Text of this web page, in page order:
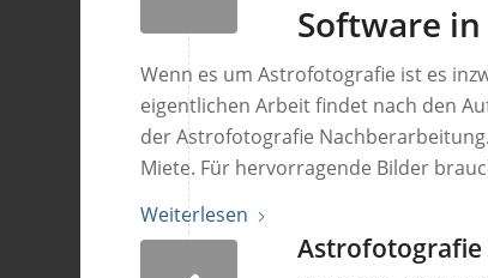
Software
Wenn es um Astrofotografie ist es
eigentlichen Arbeit findet nach den
der Astrofotografie
Miete. Für hervorragende Bilder
Weiterlesen
Astrofotografie